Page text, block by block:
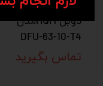
مهره بال اسکرو
دوبل HQMمدل
DFU-63-10-T4
تماس بگیرید